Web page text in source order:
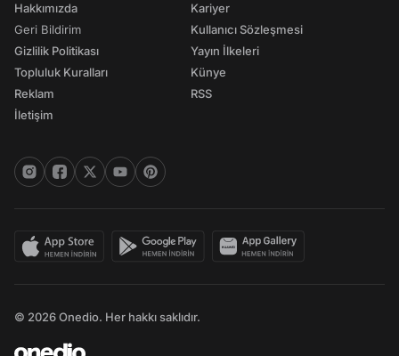
Hakkımızda
Geri Bildirim
Gizlilik Politikası
Topluluk Kuralları
Reklam
İletişim
Kariyer
Kullanıcı Sözleşmesi
Yayın İlkeleri
Künye
RSS
© 2026 Onedio. Her hakkı saklıdır.